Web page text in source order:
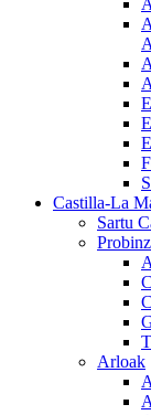
Castilla-La
Sartu
Arloak